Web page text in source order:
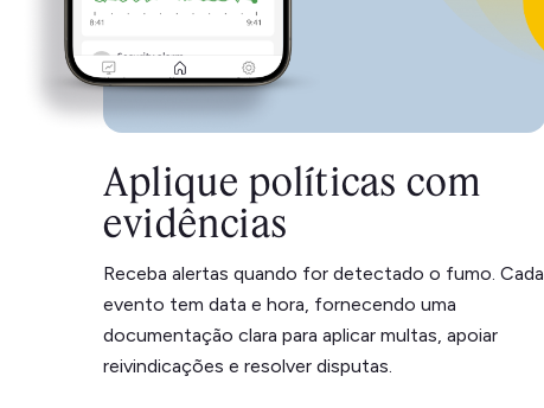
Aplique políticas com
evidências
Receba alertas quando for detectado o fumo. Cada
evento tem data e hora, fornecendo uma
documentação clara para aplicar multas, apoiar
reivindicações e resolver disputas.